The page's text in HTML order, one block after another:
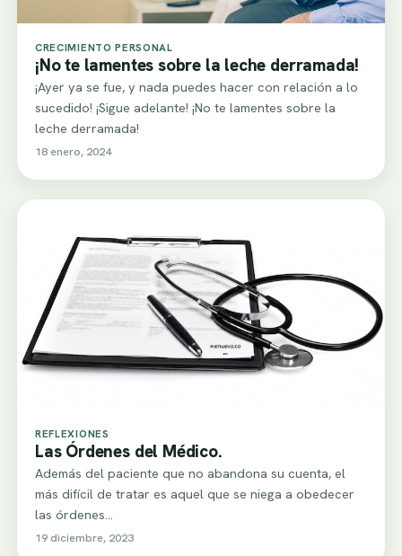
CRECIMIENTO PERSONAL
¡No te lamentes sobre la leche derramada!
¡Ayer ya se fue, y nada puedes hacer con relación a lo
sucedido! ¡Sigue adelante! ¡No te lamentes sobre la
leche derramada!
18 enero, 2024
REFLEXIONES
Las Órdenes del Médico.
Además del paciente que no abandona su cuenta, el
más difícil de tratar es aquel que se niega a obedecer
las órdenes…
19 diciembre, 2023